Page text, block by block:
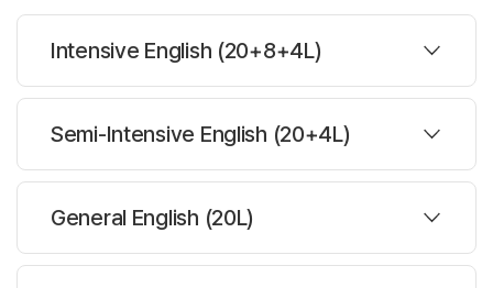
Intensive English (20+8+4L)
프로그램
대상나이 :16세이상
Semi-Intensive English (20+4L)
프로그램
대상나이 :16세이상
General English (20L)